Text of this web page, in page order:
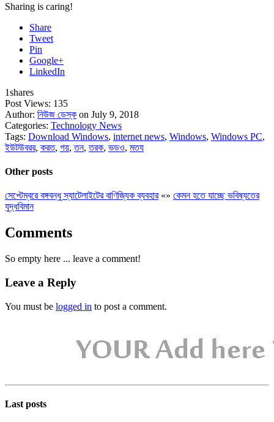
Sharing is caring!
Share
Tweet
Pin
Google+
LinkedIn
1shares
Post Views: 135
Author: নিউজ ডেস্ক on July 9, 2018
Categories: Technology News
Tags: Download Windows, internet news, Windows, Windows PC,
ইউটউবরর, করত, গয়,তন,তরক, ভডও, মতয
Other posts
সেপ্টেম্বরে বঙ্গবন্ধু স্যাটেলাইটের বাণিজ্যিক ব্যবহার«» কেমন হতে যাচ্ছে ভবিষ্যতের
যুদ্ধবিমান
Comments
So empty here ... leave a comment!
Leave a Reply
You must be logged in to post a comment.
Last posts